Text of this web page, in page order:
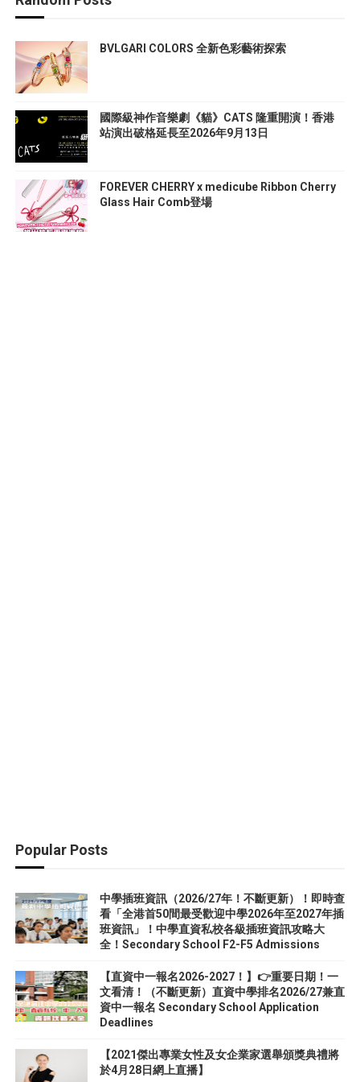
BVLGARI COLORS 全新色彩藝術探索
國際級神作音樂劇《貓》CATS 隆重開演！香港
站演出破格延長至2026年9月13日
FOREVER CHERRY x medicube Ribbon Cherry
Glass Hair Comb登場
Popular Posts
中學插班資訊（2026/27年！不斷更新）！即時查
看「全港首50間最受歡迎中學2026年至2027年插
班資訊」！中學直資私校各級插班資訊攻略大
全！Secondary School F2-F5 Admissions
【直資中一報名2026-2027！】👉重要日期！一
文看清！（不斷更新）直資中學排名2026/27兼直
資中一報名 Secondary School Application
Deadlines
【2021傑出專業女性及女企業家選舉頒獎典禮將
於4月28日網上直播】